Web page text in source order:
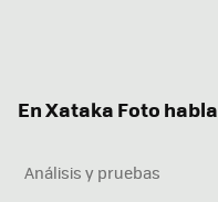
En Xataka Foto
Análisis y pruebas